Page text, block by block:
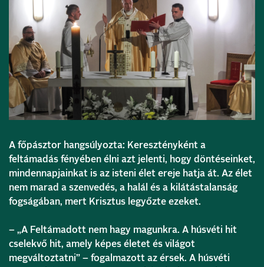
A főpásztor hangsúlyozta: Keresztényként a
feltámadás fényében élni azt jelenti, hogy döntéseinket,
mindennapjainkat is az isteni élet ereje hatja át. Az élet
nem marad a szenvedés, a halál és a kilátástalanság
fogságában, mert Krisztus legyőzte ezeket.
– „A Feltámadott nem hagy magunkra. A húsvéti hit
cselekvő hit, amely képes életet és világot
megváltoztatni” – fogalmazott az érsek. A húsvéti